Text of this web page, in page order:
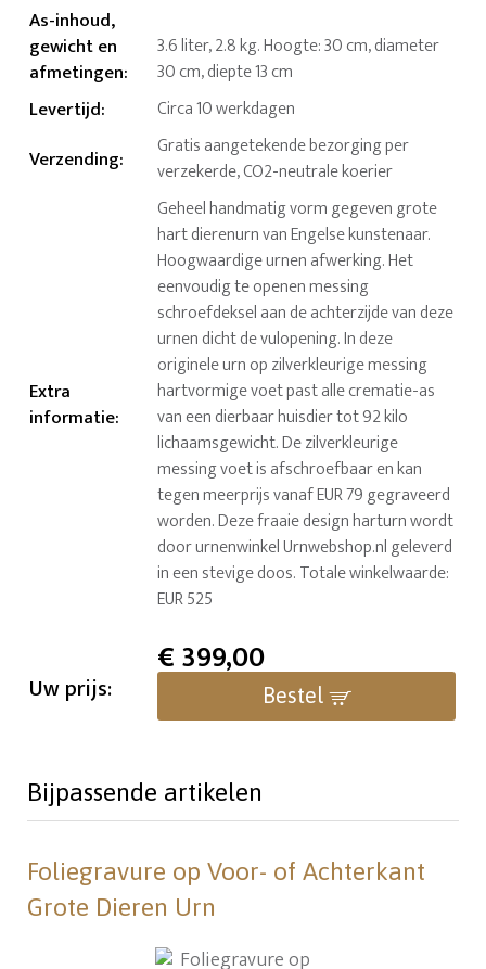
As-inhoud,
gewicht en
afmetingen:
3.6 liter, 2.8 kg. Hoogte: 30 cm, diameter
30 cm, diepte 13 cm
Levertijd: Circa 10 werkdagen
Verzending:
Gratis aangetekende bezorging per
verzekerde, CO2-neutrale koerier
Extra
informatie:
Geheel handmatig vorm gegeven grote
hart dierenurn van Engelse kunstenaar.
Hoogwaardige urnen afwerking. Het
eenvoudig te openen messing
schroefdeksel aan de achterzijde van deze
urnen dicht de vulopening. In deze
originele urn op zilverkleurige messing
hartvormige voet past alle crematie-as
van een dierbaar huisdier tot 92 kilo
lichaamsgewicht. De zilverkleurige
messing voet is afschroefbaar en kan
tegen meerprijs vanaf EUR 79 gegraveerd
worden. Deze fraaie design harturn wordt
door urnenwinkel Urnwebshop.nl geleverd
in een stevige doos. Totale winkelwaarde:
EUR 525
Uw prijs:
€399,00
Bestel
Bijpassende artikelen
Foliegravure op Voor- of Achterkant
Grote Dieren Urn